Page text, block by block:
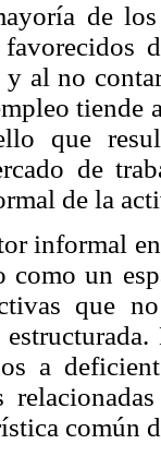
de
y al no
tiende
que
de
de la
informal
como un
que
a
común